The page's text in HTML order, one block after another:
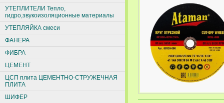
УТЕПЛИТЕЛИ Тепло,
гидро,звукоизоляционные материалы
УТЕПЛЯЙКА смеси
ФАНЕРА
ФИБРА
ЦЕМЕНТ
ЦСП плита ЦЕМЕНТНО-СТРУЖЕЧНАЯ
ПЛИТА
ШИФЕР